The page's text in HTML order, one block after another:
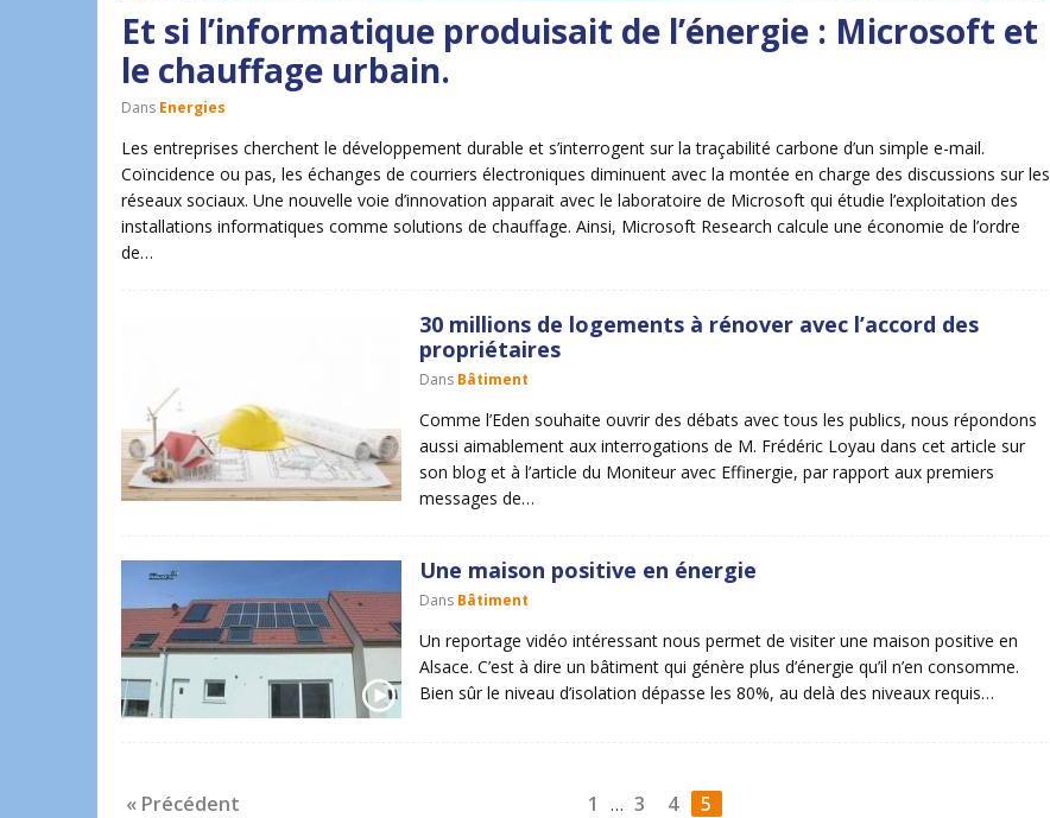
Et si l’informatique produisait de l’énergie : Microsoft et
le chauffage urbain.
Dans Energies
Les entreprises cherchent le développement durable et s’interrogent sur la traçabilité carbone d’un simple e-mail.
Coïncidence ou pas, les échanges de courriers électroniques diminuent avec la montée en charge des discussions sur les
réseaux sociaux. Une nouvelle voie d’innovation apparait avec le laboratoire de Microsoft qui étudie l’exploitation des
installations informatiques comme solutions de chauffage. Ainsi, Microsoft Research calcule une économie de l’ordre
de…
30 millions de logements à rénover avec l’accord des
propriétaires
Dans Bâtiment
Comme l’Eden souhaite ouvrir des débats avec tous les publics, nous répondons
aussi aimablement aux interrogations de M. Frédéric Loyau dans cet article sur
son blog et à l’article du Moniteur avec Effinergie, par rapport aux premiers
messages de…
Une maison positive en énergie
Dans Bâtiment
Un reportage vidéo intéressant nous permet de visiter une maison positive en
Alsace. C’est à dire un bâtiment qui génère plus d’énergie qu’il n’en consomme.
Bien sûr le niveau d’isolation dépasse les 80%, au delà des niveaux requis…
1
« Précédent … 3 4 5